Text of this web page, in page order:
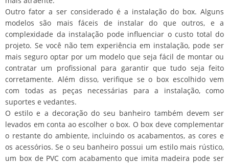
Outro fator a ser considerado é a instalação do box. Alguns
modelos são mais fáceis de instalar do que outros, e a
complexidade da instalação pode influenciar o custo total do
projeto. Se você não tem experiência em instalação, pode ser
mais seguro optar por um modelo que seja fácil de montar ou
contratar um profissional para garantir que tudo seja feito
corretamente. Além disso, verifique se o box escolhido vem
com todas as peças necessárias para a instalação, como
suportes e vedantes.
O estilo e a decoração do seu banheiro também devem ser
levados em conta ao escolher o box. O box deve complementar
o restante do ambiente, incluindo os acabamentos, as cores e
os acessórios. Se o seu banheiro possui um estilo mais rústico,
um box de PVC com acabamento que imita madeira pode ser